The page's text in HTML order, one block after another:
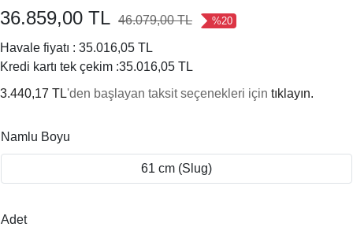
36.859,00 TL 46.079,00 TL %20
Havale fiyatı : 35.016,05 TL
Kredi kartı tek çekim :35.016,05 TL
3.440,17 TL'den başlayan taksit seçenekleri için tıklayın.
Namlu Boyu
61 cm (Slug)
Adet